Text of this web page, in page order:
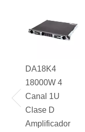
DA18K4
18000W 4
Canal 1U
Clase D
Amplificador